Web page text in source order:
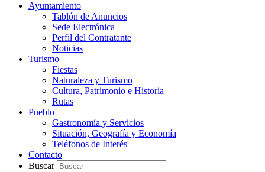
Ayuntamiento
Tablón de Anuncios
Sede Electrónica
Perfil del Contratante
Noticias
Turismo
Fiestas
Naturaleza y Turismo
Cultura, Patrimonio e Historia
Rutas
Pueblo
Gastronomía y Servicios
Situación, Geografía y Economía
Teléfonos de Interés
Contacto
Buscar